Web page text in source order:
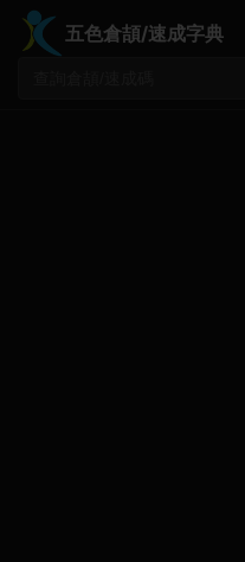
五色倉頡/速成字典